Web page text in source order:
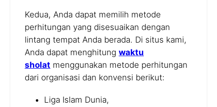
Kedua, Anda dapat memilih metode
perhitungan yang disesuaikan dengan
lintang tempat Anda berada. Di situs kami,
Anda dapat menghitung waktu
sholat menggunakan metode perhitungan
dari organisasi dan konvensi berikut:
Liga Islam Dunia,